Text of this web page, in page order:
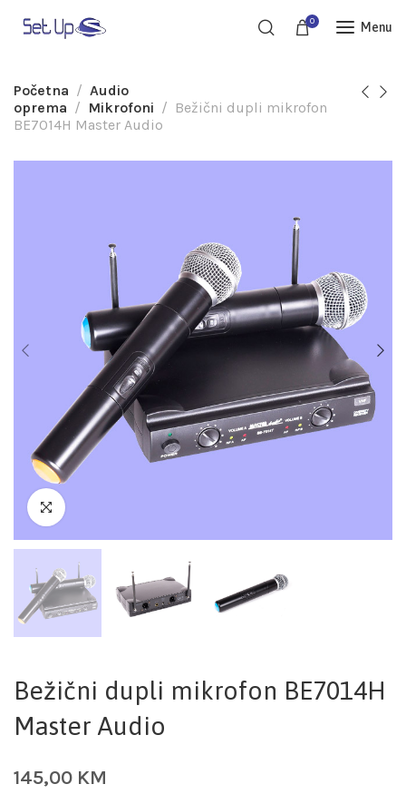
0 Menu
Početna
Audio
oprema
Mikrofoni
Bežični dupli mikrofon
BE7014H Master Audio
Bežični dupli mikrofon BE7014H
Master Audio
145,00 KM